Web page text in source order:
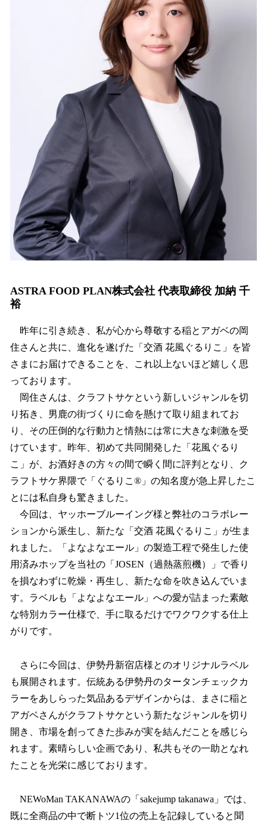
ASTRA FOOD PLAN株式会社 代表取締役 加納 千
裕
昨年に引き続き、私が心から尊敬する稲とアガベの岡
住さんと共に、進化を遂げた「交酒 花風ぐるりこ」を皆
さまにお届けできることを、これ以上ないほど嬉しく思
っております。
岡住さんは、クラフトサケという新しいジャンルを切
り拓き、男鹿の街づくりに命を懸けて取り組まれてお
り、その圧倒的な行動力と情熱には常に大きな刺激を受
けています。昨年、初めて共同開発した「花風ぐるり
こ」が、お酒好きの方々の間で瞬く間に評判となり、ク
ラフトサケ界隈で「ぐるりこ®」の知名度が急上昇したこ
とには私自身も驚きました。
今回は、ヤッホーブルーイング様と弊社のコラボレー
ションから派生し、新たな「交酒 花風ぐるりこ」が生ま
れました。「よなよなエール」の製造工程で発生した使
用済みホップを当社の「JOSEN（過熱蒸煎機）」で香り
を損なわずに乾燥・再生し、新たな命を吹き込んでいま
す。ラベルも「よなよなエール」への愛が詰まった素敵
な特別カラー仕様で、手に取るだけでワクワクする仕上
がりです。
さらに今回は、伊勢丹新宿店様とのオリジナルラベル
も展開されます。伝統ある伊勢丹のタータンチェックカ
ラーをあしらった気品あるデザインからは、まさに稲と
アガベさんがクラフトサケという新たなジャンルを切り
開き、市場を創ってきた歩みが実を結んだことを感じら
れます。素晴らしい企画であり、私共もその一助となれ
たことを光栄に感じております。
NEWoMan TAKANAWAの「sakejump takanawa」では、
既に全商品の中で断トツ1位の売上を記録していると聞